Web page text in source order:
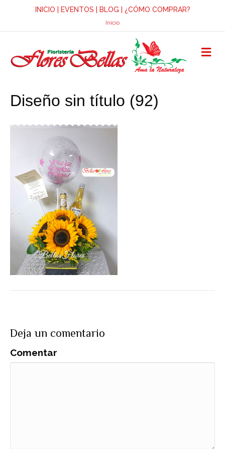
INICIO EVENTOS BLOG ¿CÓMO COMPRAR?
Inicio
M
E
Diseño sin título (92)
Deja un comentario
Comentar